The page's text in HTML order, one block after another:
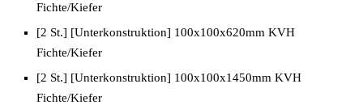
Fichte/Kiefer
[2 St.] [Unterkonstruktion] 100x100x620mm KVH
Fichte/Kiefer
[2 St.] [Unterkonstruktion] 100x100x1450mm KVH
Fichte/Kiefer